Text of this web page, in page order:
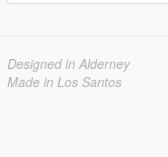
Designed in Alderney
Made in Los Santos